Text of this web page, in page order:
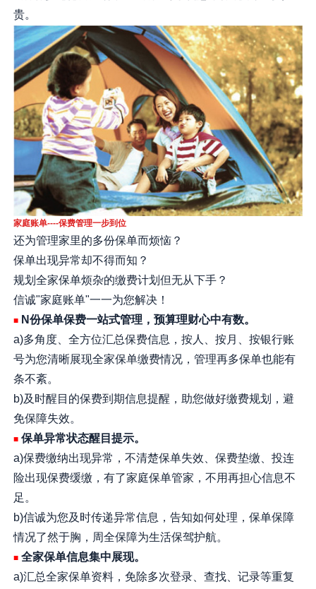
贵。
家庭账单----保费管理一步到位
还为管理家里的多份保单而烦恼？
保单出现异常却不得而知？
规划全家保单烦杂的缴费计划但无从下手？
信诚"家庭账单"一一为您解决！
■N份保单保费一站式管理，预算理财心中有数。
a)多角度、全方位汇总保费信息，按人、按月、按银行账
号为您清晰展现全家保单缴费情况，管理再多保单也能有
条不紊。
b)及时醒目的保费到期信息提醒，助您做好缴费规划，避
免保障失效。
■保单异常状态醒目提示。
a)保费缴纳出现异常，不清楚保单失效、保费垫缴、投连
险出现保费缓缴，有了家庭保单管家，不用再担心信息不
足。
b)信诚为您及时传递异常信息，告知如何处理，保单保障
情况了然于胸，周全保障为生活保驾护航。
■全家保单信息集中展现。
a)汇总全家保单资料，免除多次登录、查找、记录等重复